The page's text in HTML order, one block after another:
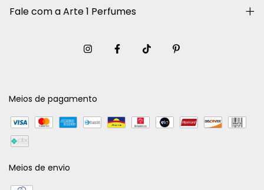
Fale com a Arte 1 Perfumes
Meios de pagamento
Meios de envio